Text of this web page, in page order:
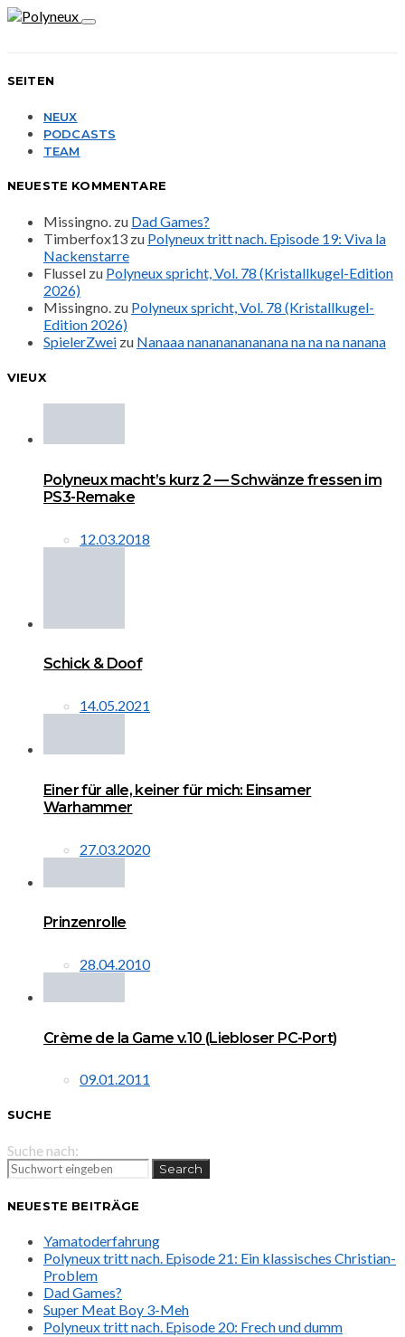
SEITEN
NEUX
PODCASTS
TEAM
NEUESTE KOMMENTARE
Missingno. zu Dad Games?
Timberfox13 zu Polyneux tritt nach. Episode 19: Viva la
Nackenstarre
Flussel zu Polyneux spricht, Vol. 78 (Kristallkugel-Edition
2026)
Missingno. zu Polyneux spricht, Vol. 78 (Kristallkugel-
Edition 2026)
SpielerZwei zu Nanaaa nanananananana na na na nanana
VIEUX
Polyneux macht’s kurz 2 — Schwänze fressen im
PS3-Remake
12.03.2018
Schick & Doof
14.05.2021
Einer für alle, keiner für mich: Einsamer
Warhammer
27.03.2020
Prinzenrolle
28.04.2010
Crème de la Game v.10 (Liebloser PC-Port)
09.01.2011
SUCHE
Suche nach:
Search
NEUESTE BEITRÄGE
Yamatoderfahrung
Polyneux tritt nach. Episode 21: Ein klassisches Christian-
Problem
Dad Games?
Super Meat Boy 3-Meh
Polyneux tritt nach. Episode 20: Frech und dumm